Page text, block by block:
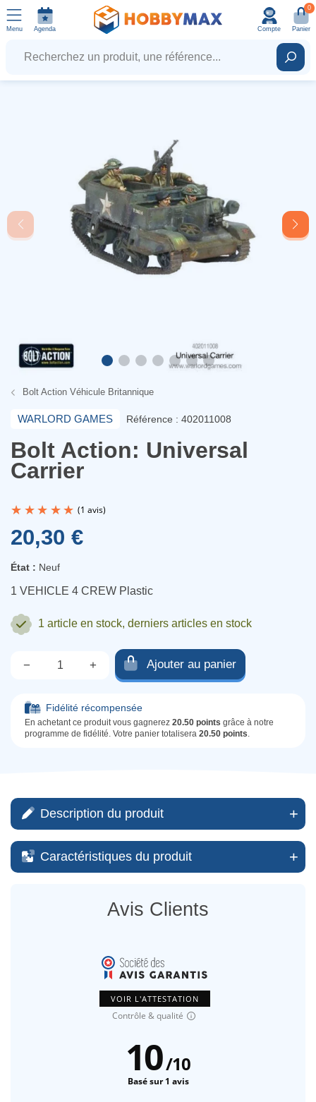
Menu Agenda Compte
0
Panier
Recherchez un produit, une référence...
Bolt Action Véhicule Britannique
WARLORD GAMES Référence : 402011008
Bolt Action: Universal
Carrier
(1 avis)
20,30 €
État : Neuf
1 VEHICLE 4 CREW Plastic
1 article en stock, derniers articles en stock
− + Ajouter au panier
Fidélité récompensée
En achetant ce produit vous gagnerez 20.50 points grâce à notre
programme de fidélité. Votre panier totalisera 20.50 points.
Description du produit
Caractéristiques du produit
Avis Clients
VOIR L'ATTESTATION
Contrôle & qualité
10/10
Basé sur 1 avis